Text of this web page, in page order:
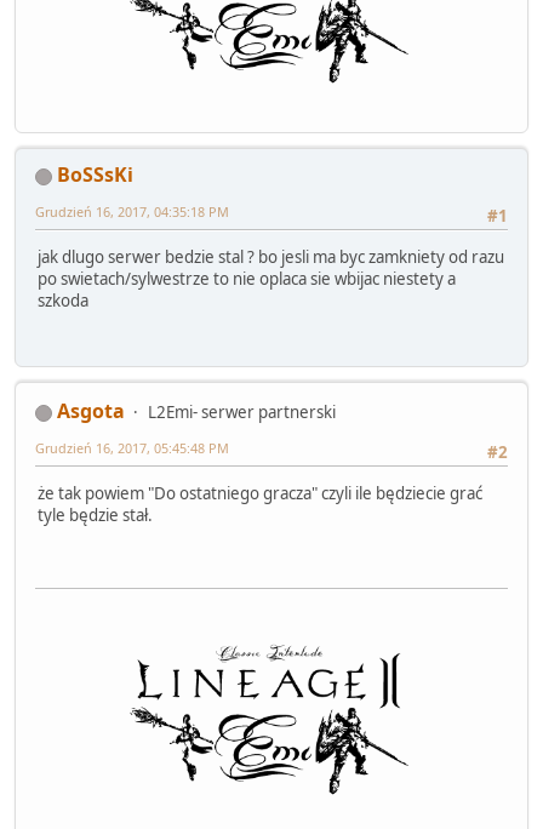
BoSSsKi
#1
Grudzień 16, 2017, 04:35:18 PM
jak dlugo serwer bedzie stal ? bo jesli ma byc zamkniety od razu
po swietach/sylwestrze to nie oplaca sie wbijac niestety a
szkoda
Asgota
L2Emi- serwer partnerski
#2
Grudzień 16, 2017, 05:45:48 PM
że tak powiem "Do ostatniego gracza" czyli ile będziecie grać
tyle będzie stał.